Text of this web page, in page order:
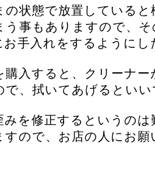
の状態で放置している
う事もありますので、
お手入れをするようにし
購入すると、クリーナ
で、拭いてあげるとい
みを修正するというの
すので、お店の人にお